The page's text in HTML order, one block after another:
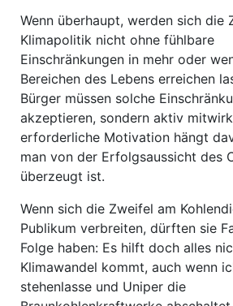
Wenn überhaupt, werden sich die
Klimapolitik nicht ohne fühlbare
Einschränkungen in mehr oder
Bereichen des Lebens erreichen
Bürger müssen solche
akzeptieren, sondern aktiv
erforderliche Motivation hängt
man von der Erfolgsaussicht des
überzeugt ist.
Wenn sich die Zweifel am
Publikum verbreiten, dürften sie
Folge haben: Es hilft doch alles
Klimawandel kommt, auch wenn
stehenlasse und Uniper die